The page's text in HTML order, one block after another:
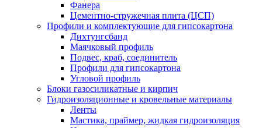
Фанера
Цементно-стружечная плита (ЦСП)
Профили и комплектующие для гипсокартона
Дихтунгсбанд
Маячковый профиль
Подвес, краб, соединитель
Профили для гипсокартона
Угловой профиль
Блоки газосиликатные и кирпич
Гидроизоляционные и кровельные материалы
Ленты
Мастика, праймер, жидкая гидроизоляция